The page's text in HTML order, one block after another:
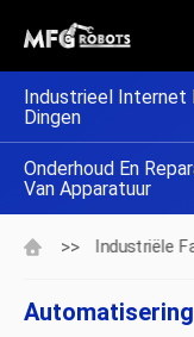
Industrieel Internet
Dingen
Onderhoud En
Van Apparatuur
>> Industriële
Automatisering